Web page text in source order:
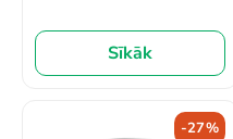
Sīkāk
-27%